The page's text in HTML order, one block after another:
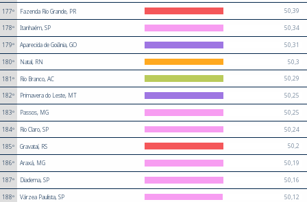
177º Fazenda Rio Grande, PR 50,39
178º Itanhaém, SP 50,34
179º Aparecida de Goiânia, GO 50,31
180º Natal, RN 50,3
181º Rio Branco, AC 50,29
182º Primavera do Leste, MT 50,25
183º Passos, MG 50,25
184º Rio Claro, SP 50,24
185º Gravataí, RS 50,2
186º Araxá, MG 50,19
187º Diadema, SP 50,16
188º Várzea Paulista, SP 50,12